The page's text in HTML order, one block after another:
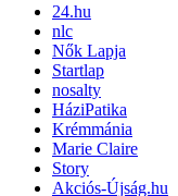
24.hu
nlc
Nők Lapja
Startlap
nosalty
HáziPatika
Krémmánia
Marie Claire
Story
Akciós-Újság.hu